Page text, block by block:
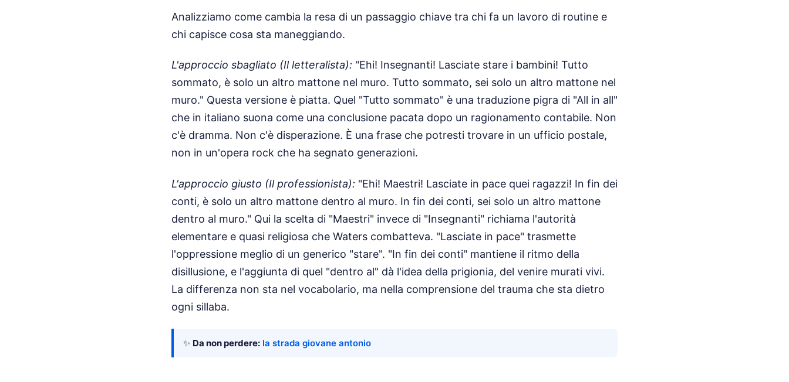
Analizziamo come cambia la resa di un passaggio chiave tra chi fa un lavoro di routine e
chi capisce cosa sta maneggiando.
L'approccio sbagliato (Il letteralista): "Ehi! Insegnanti! Lasciate stare i bambini! Tutto
sommato, è solo un altro mattone nel muro. Tutto sommato, sei solo un altro mattone nel
muro." Questa versione è piatta. Quel "Tutto sommato" è una traduzione pigra di "All in all"
che in italiano suona come una conclusione pacata dopo un ragionamento contabile. Non
c'è dramma. Non c'è disperazione. È una frase che potresti trovare in un ufficio postale,
non in un'opera rock che ha segnato generazioni.
L'approccio giusto (Il professionista): "Ehi! Maestri! Lasciate in pace quei ragazzi! In fin dei
conti, è solo un altro mattone dentro al muro. In fin dei conti, sei solo un altro mattone
dentro al muro." Qui la scelta di "Maestri" invece di "Insegnanti" richiama l'autorità
elementare e quasi religiosa che Waters combatteva. "Lasciate in pace" trasmette
l'oppressione meglio di un generico "stare". "In fin dei conti" mantiene il ritmo della
disillusione, e l'aggiunta di quel "dentro al" dà l'idea della prigionia, del venire murati vivi.
La differenza non sta nel vocabolario, ma nella comprensione del trauma che sta dietro
ogni sillaba.
✨ Da non perdere: la strada giovane antonio